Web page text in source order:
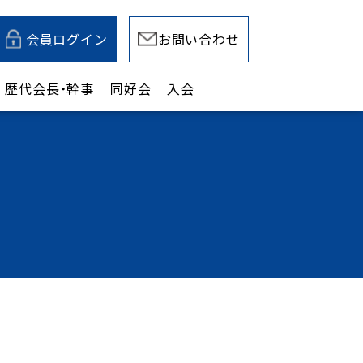
会員ログイン お問い合わせ
歴代会長・幹事 同好会 入会